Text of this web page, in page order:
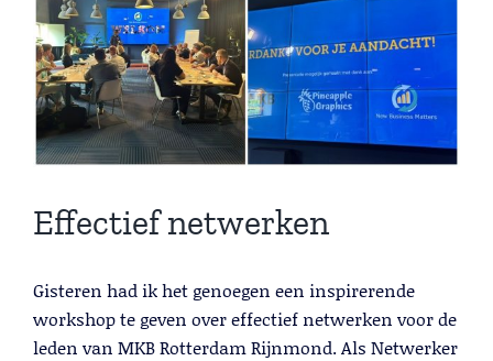
Effectief netwerken
Gisteren had ik het genoegen een inspirerende
workshop te geven over effectief netwerken voor de
leden van MKB Rotterdam Rijnmond. Als Netwerker
Lead Generation B2B